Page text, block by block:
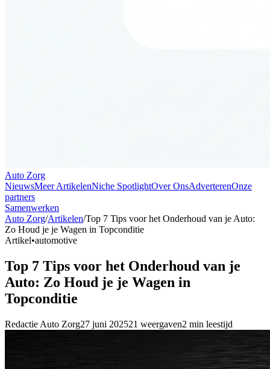
Auto Zorg
NieuwsMeer ArtikelenNiche SpotlightOver OnsAdverterenOnze
partners
Samenwerken
Auto Zorg/Artikelen/Top 7 Tips voor het Onderhoud van je Auto:
Zo Houd je je Wagen in Topconditie
Artikel•automotive
Top 7 Tips voor het Onderhoud van je
Auto: Zo Houd je je Wagen in
Topconditie
Redactie Auto Zorg27 juni 202521 weergaven2 min leestijd